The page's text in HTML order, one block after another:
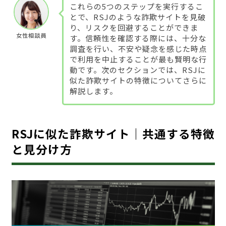
女性相談員
これらの5つのステップを実行するこ
とで、RSJのような詐欺サイトを見破
り、リスクを回避することができま
す。信頼性を確認する際には、十分な
調査を行い、不安や疑念を感じた時点
で利用を中止することが最も賢明な行
動です。次のセクションでは、RSJに
似た詐欺サイトの特徴についてさらに
解説します。
RSJに似た詐欺サイト｜共通する特徴
と見分け方